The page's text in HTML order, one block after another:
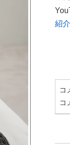
紹
コ
コ